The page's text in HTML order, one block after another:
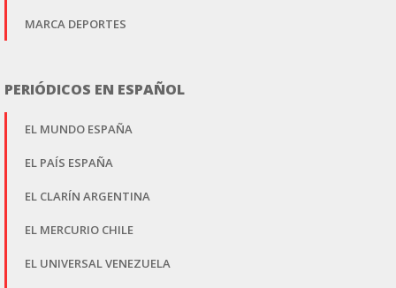
MARCA DEPORTES
PERIÓDICOS EN ESPAÑOL
EL MUNDO ESPAÑA
EL PAÍS ESPAÑA
EL CLARÍN ARGENTINA
EL MERCURIO CHILE
EL UNIVERSAL VENEZUELA